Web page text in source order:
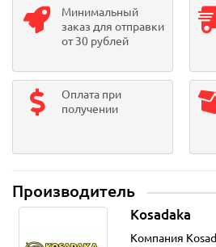
Минимальный
заказ для отправки
от 30 рублей
Оплата при
получении
Производитель
Kosadaka
Компания